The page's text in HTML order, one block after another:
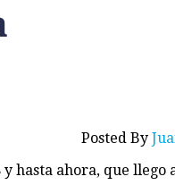
Posted By
ahora, que llego